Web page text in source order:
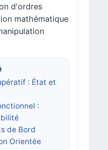
d'ordres
mathématique
: État et
:
de Bord
Orientée